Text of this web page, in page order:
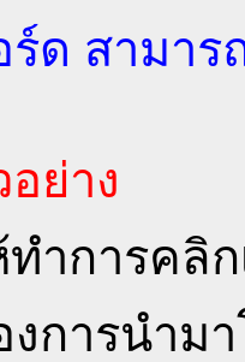
ร์ด สามาร
อย่าง
ทำการคลิ
งการนำม